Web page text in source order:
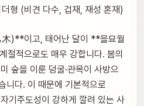
형 (비견 다수, 겁재, 재성 혼재)
)**이고, 태어난 달이 **을묘월
적으로도 매우 강합니다. 봄의
숲을 이룬 덩굴·관목이 사방으
니다. 이 때문에 기본적으로
기주도성이 강하게 깔려 있는 사